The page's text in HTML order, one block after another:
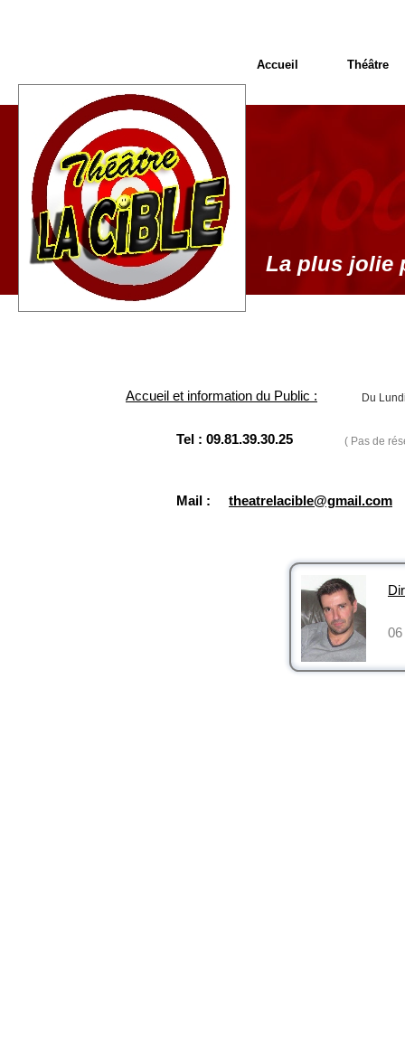
Accueil et information du Public : Du
Tel : 09.81.39.30.25 ( Pas de
Mail : theatrelacible@gmail.com
La plus jolie
06
Accueil Théâtre